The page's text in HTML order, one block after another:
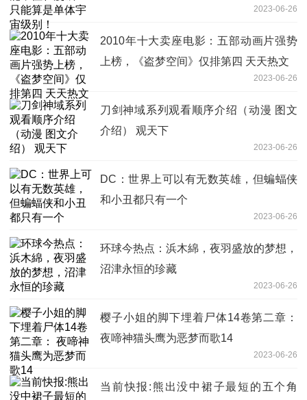
2023-06-26
2010年十大卖座电影：五部动画片强势
上榜，《盗梦空间》仅排第四 天天热文
2023-06-26
刀剑神域系列观看顺序介绍（动漫 图文
介绍） 观天下
2023-06-26
DC：世界上可以有无数英雄，但蝙蝠侠
和小丑都只有一个
2023-06-26
环球今热点：浜木綿，夜羽盛放的梦想，
沼津永恒的珍藏
2023-06-26
樱子小姐的脚下埋着尸体14卷第二章：
夜啼神猫头鹰为恶梦而歌14
2023-06-26
当前快报:熊出没中裙子最短的五个角